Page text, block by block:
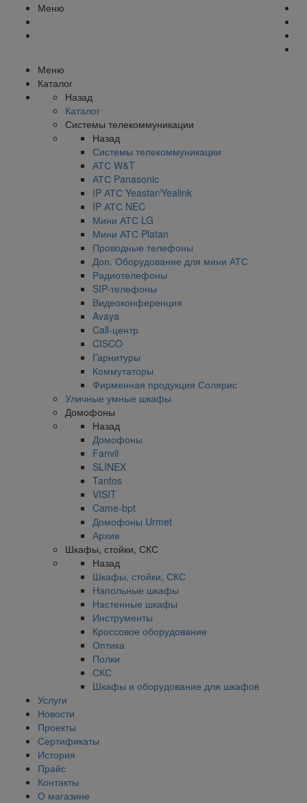
Меню
Меню
Каталог
Назад
Каталог
Системы телекоммуникации
Назад
Системы телекоммуникации
АТС W&T
АТС Panasonic
IP АТС Yeastar/Yealink
IP АТС NEC
Мини АТС LG
Мини АТС Platan
Проводные телефоны
Доп. Оборудование для мини АТС
Радиотелефоны
SIP-телефоны
Видеоконференция
Avaya
Call-центр
CISCO
Гарнитуры
Коммутаторы
Фирменная продукция Солярис
Уличные умные шкафы
Домофоны
Назад
Домофоны
Fanvil
SLINEX
Tantos
VISIT
Came-bpt
Домофоны Urmet
Архив
Шкафы, стойки, СКС
Назад
Шкафы, стойки, СКС
Напольные шкафы
Настенные шкафы
Инструменты
Кроссовое оборудование
Оптика
Полки
СКС
Шкафы и оборудование для шкафов
Услуги
Новости
Проекты
Сертификаты
История
Прайс
Контакты
О магазине